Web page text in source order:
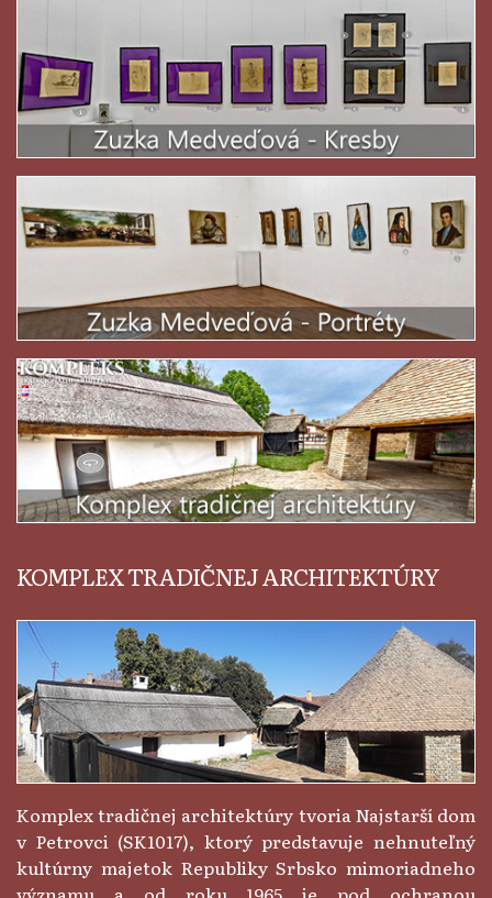
KOMPLEX TRADIČNEJ ARCHITEKTÚRY
Komplex tradičnej architektúry tvoria Najstarší dom
v Petrovci (SK1017), ktorý predstavuje nehnuteľný
kultúrny majetok Republiky Srbsko mimoriadneho